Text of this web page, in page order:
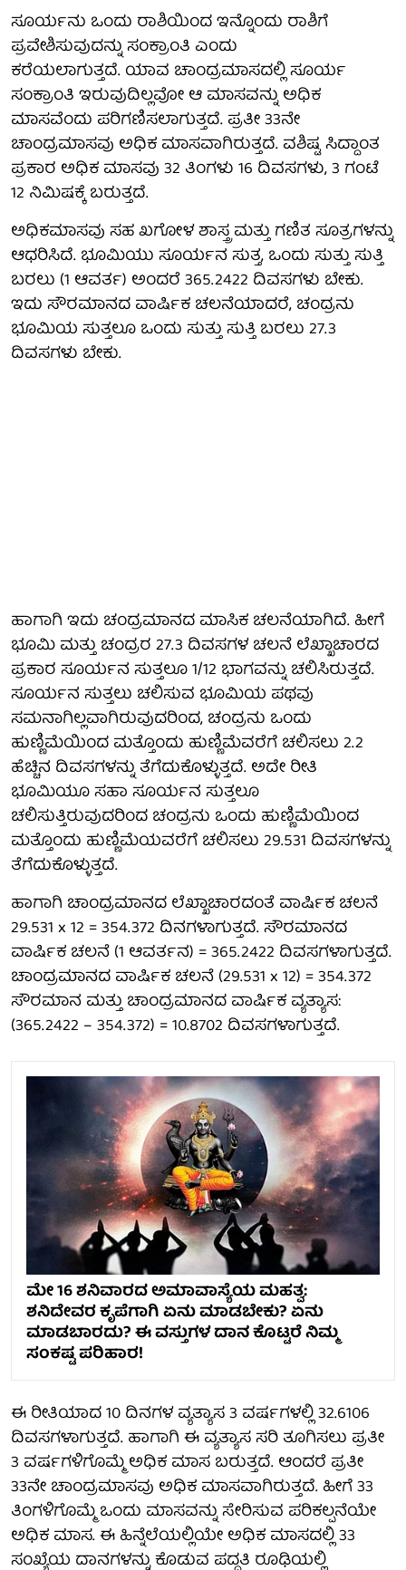
ಸೂರ್ಯನು ಒಂದು ರಾಶಿಯಿಂದ ಇನ್ನೊಂದು ರಾಶಿಗೆ
ಪ್ರವೇಶಿಸುವುದನ್ನು ಸಂಕ್ರಾಂತಿ ಎಂದು
ಕರೆಯಲಾಗುತ್ತದೆ. ಯಾವ ಚಾಂದ್ರಮಾಸದಲ್ಲಿ ಸೂರ್ಯ
ಸಂಕ್ರಾಂತಿ ಇರುವುದಿಲ್ಲವೋ ಆ ಮಾಸವನ್ನು ಅಧಿಕ
ಮಾಸವೆಂದು ಪರಿಗಣಿಸಲಾಗುತ್ತದೆ. ಪ್ರತೀ 33ನೇ
ಚಾಂದ್ರಮಾಸವು ಅಧಿಕ ಮಾಸವಾಗಿರುತ್ತದೆ. ವಶಿಷ್ಟ ಸಿದ್ದಾಂತ
ಪ್ರಕಾರ ಅಧಿಕ ಮಾಸವು 32 ತಿಂಗಳು 16 ದಿವಸಗಳು, 3 ಗಂಟೆ
12 ನಿಮಿಷಕ್ಕೆ ಬರುತ್ತದೆ.
ಅಧಿಕಮಾಸವು ಸಹ ಖಗೋಳ ಶಾಸ್ತ್ರ ಮತ್ತು ಗಣಿತ ಸೂತ್ರಗಳನ್ನು
ಆಧರಿಸಿದೆ. ಭೂಮಿಯು ಸೂರ್ಯನ ಸುತ್ತ, ಒಂದು ಸುತ್ತು ಸುತ್ತಿ
ಬರಲು (1 ಆವರ್ತ) ಅಂದರೆ 365.2422 ದಿವಸಗಳು ಬೇಕು.
ಇದು ಸೌರಮಾನದ ವಾರ್ಷಿಕ ಚಲನೆಯಾದರೆ, ಚಂದ್ರನು
ಭೂಮಿಯ ಸುತ್ತಲೂ ಒಂದು ಸುತ್ತು ಸುತ್ತಿ ಬರಲು 27.3
ದಿವಸಗಳು ಬೇಕು.
ಹಾಗಾಗಿ ಇದು ಚಂದ್ರಮಾನದ ಮಾಸಿಕ ಚಲನೆಯಾಗಿದೆ. ಹೀಗೆ
ಭೂಮಿ ಮತ್ತು ಚಂದ್ರರ 27.3 ದಿವಸಗಳ ಚಲನೆ ಲೆಖ್ಖಾಚಾರದ
ಪ್ರಕಾರ ಸೂರ್ಯನ ಸುತ್ತಲೂ 1/12 ಭಾಗವನ್ನು ಚಲಿಸಿರುತ್ತದೆ.
ಸೂರ್ಯನ ಸುತ್ತಲು ಚಲಿಸುವ ಭೂಮಿಯ ಪಥವು
ಸಮನಾಗಿಲ್ಲವಾಗಿರುವುದರಿಂದ, ಚಂದ್ರನು ಒಂದು
ಹುಣ್ಣಿಮೆಯಿಂದ ಮತ್ತೊಂದು ಹುಣ್ಣಿಮೆವರೆಗೆ ಚಲಿಸಲು 2.2
ಹೆಚ್ಚಿನ ದಿವಸಗಳನ್ನು ತೆಗೆದುಕೊಳ್ಳುತ್ತದೆ. ಅದೇ ರೀತಿ
ಭೂಮಿಯೂ ಸಹಾ ಸೂರ್ಯನ ಸುತ್ತಲೂ
ಚಲಿಸುತ್ತಿರುವುದರಿಂದ ಚಂದ್ರನು ಒಂದು ಹುಣ್ಣಿಮೆಯಿಂದ
ಮತ್ತೊಂದು ಹುಣ್ಣಿಮೆಯವರೆಗೆ ಚಲಿಸಲು 29.531 ದಿವಸಗಳನ್ನು
ತೆಗೆದುಕೊಳ್ಳುತ್ತದೆ.
ಹಾಗಾಗಿ ಚಾಂದ್ರಮಾನದ ಲೆಖ್ಖಾಚಾರದಂತೆ ವಾರ್ಷಿಕ ಚಲನೆ
29.531 x 12 = 354.372 ದಿನಗಳಾಗುತ್ತದೆ. ಸೌರಮಾನದ
ವಾರ್ಷಿಕ ಚಲನೆ (1 ಆವರ್ತನ) = 365.2422 ದಿವಸಗಳಾಗುತ್ತದೆ.
ಚಾಂದ್ರಮಾನದ ವಾರ್ಷಿಕ ಚಲನೆ (29.531 x 12) = 354.372
ಸೌರಮಾನ ಮತ್ತು ಚಾಂದ್ರಮಾನದ ವಾರ್ಷಿಕ ವ್ಯತ್ಯಾಸ:
(365.2422 – 354.372) = 10.8702 ದಿವಸಗಳಾಗುತ್ತದೆ.
ಮೇ 16 ಶನಿವಾರದ ಅಮಾವಾಸ್ಯೆಯ ಮಹತ್ವ:
ಶನಿದೇವರ ಕೃಪೆಗಾಗಿ ಏನು ಮಾಡಬೇಕು? ಏನು
ಮಾಡಬಾರದು? ಈ ವಸ್ತುಗಳ ದಾನ ಕೊಟ್ಟರೆ ನಿಮ್ಮ
ಸಂಕಷ್ಟ ಪರಿಹಾರ!
ಈ ರೀತಿಯಾದ 10 ದಿನಗಳ ವ್ಯತ್ಯಾಸ 3 ವರ್ಷಗಳಲ್ಲಿ 32.6106
ದಿವಸಗಳಾಗುತ್ತದೆ. ಹಾಗಾಗಿ ಈ ವ್ಯತ್ಯಾಸ ಸರಿ ತೂಗಿಸಲು ಪ್ರತೀ
3 ವರ್ಷಗಳಿಗೊಮ್ಮೆ ಅಧಿಕ ಮಾಸ ಬರುತ್ತದೆ. ಆಂದರೆ ಪ್ರತೀ
33ನೇ ಚಾಂದ್ರಮಾಸವು ಅಧಿಕ ಮಾಸವಾಗಿರುತ್ತದೆ. ಹೀಗೆ 33
ತಿಂಗಳಿಗೊಮ್ಮೆ ಒಂದು ಮಾಸವನ್ನು ಸೇರಿಸುವ ಪರಿಕಲ್ಪನೆಯೇ
ಅಧಿಕ ಮಾಸ. ಈ ಹಿನ್ನೆಲೆಯಲ್ಲಿಯೇ ಅಧಿಕ ಮಾಸದಲ್ಲಿ 33
ಸಂಖ್ಯೆಯ ದಾನಗಳನ್ನು ಕೊಡುವ ಪದ್ಧತಿ ರೂಢಿಯಲ್ಲಿ